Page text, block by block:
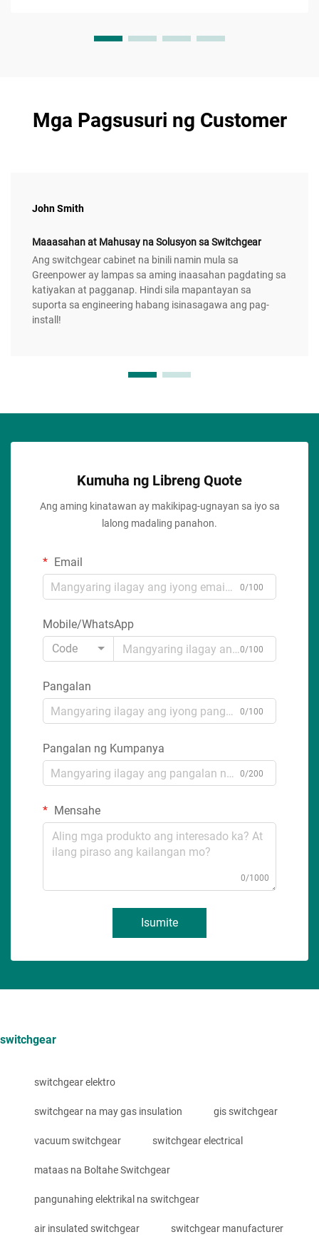
Mga Pagsusuri ng Customer
John Smith
Maaasahan at Mahusay na Solusyon sa Switchgear
Ang switchgear cabinet na binili namin mula sa
Greenpower ay lampas sa aming inaasahan pagdating sa
katiyakan at pagganap. Hindi sila mapantayan sa
suporta sa engineering habang isinasagawa ang pag-
install!
Kumuha ng Libreng Quote
Ang aming kinatawan ay makikipag-ugnayan sa iyo sa
lalong madaling panahon.
Email
0/100
Mobile/WhatsApp
Code
0/100
Pangalan
0/100
Pangalan ng Kumpanya
0/200
Mensahe
0/1000
Isumite
switchgear
switchgear elektro
switchgear na may gas insulation gis switchgear
vacuum switchgear switchgear electrical
mataas na Boltahe Switchgear
pangunahing elektrikal na switchgear
air insulated switchgear switchgear manufacturer